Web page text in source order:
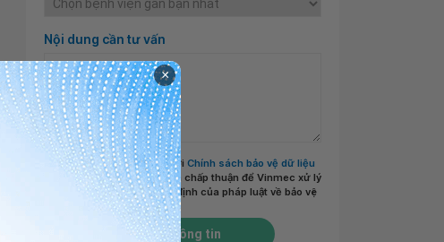
Nội dung cần tư vấn
Tôi đã đọc và đồng ý với Chính sách bảo vệ dữ liệu
cá nhân của Vinmecvà chấp thuận để Vinmec xử lý
DLCN của tôi theo quy định của pháp luật về bảo vệ
Gửi thông tin
×